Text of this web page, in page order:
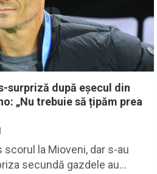
surpriză după eșecul din
„Nu trebuie să țipăm prea
la Mioveni, dar s-au
secundă gazdele au…